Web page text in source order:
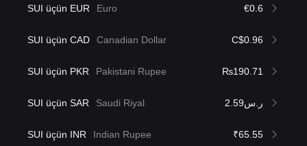
SUI üçün EUR Euro €0.6
SUI üçün CAD Canadian Dollar C$0.96
SUI üçün PKR Pakistani Rupee ₨190.71
SUI üçün SAR Saudi Riyal ر.س2.59
SUI üçün INR Indian Rupee ₹65.55